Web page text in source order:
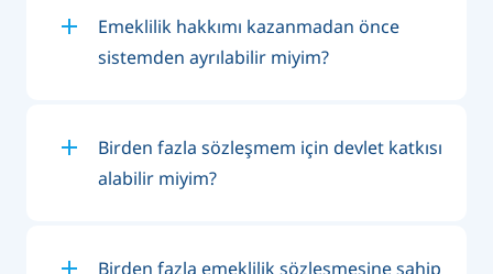
Emeklilik hakkımı kazanmadan önce
sistemden ayrılabilir miyim?
Birden fazla sözleşmem için devlet katkısı
alabilir miyim?
Birden fazla emeklilik sözleşmesine sahip